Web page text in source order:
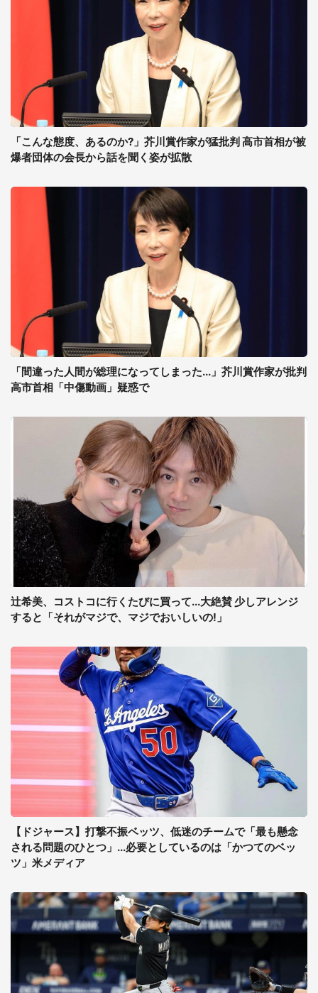
「こんな態度、あるのか?」芥川賞作家が猛批判 高市首相が被
爆者団体の会長から話を聞く姿が拡散
「間違った人間が総理になってしまった...」芥川賞作家が批判
高市首相「中傷動画」疑惑で
辻希美、コストコに行くたびに買って...大絶賛 少しアレンジ
すると「それがマジで、マジでおいしいの!」
【ドジャース】打撃不振ベッツ、低迷のチームで「最も懸念
される問題のひとつ」...必要としているのは「かつてのベッ
ツ」米メディア